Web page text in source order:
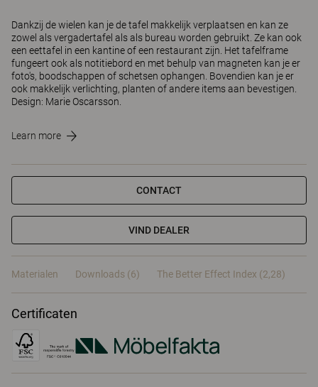
Dankzij de wielen kan je de tafel makkelijk verplaatsen en kan ze
zowel als vergadertafel als als bureau worden gebruikt. Ze kan ook
een eettafel in een kantine of een restaurant zijn. Het tafelframe
fungeert ook als notitiebord en met behulp van magneten kan je er
foto's, boodschappen of schetsen ophangen. Bovendien kan je er
ook makkelijk verlichting, planten of andere items aan bevestigen.
Design: Marie Oscarsson.
Learn more
CONTACT
VIND DEALER
Materialen Downloads (6) The Better Effect Index (2,28)
Certificaten